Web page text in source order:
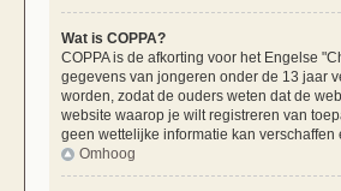
Wat is COPPA?
COPPA is de afkorting voor het Engelse
gegevens van jongeren onder de 13 jaar
worden, zodat de ouders weten dat de
website waarop je wilt registreren van
geen wettelijke informatie kan
Omhoog